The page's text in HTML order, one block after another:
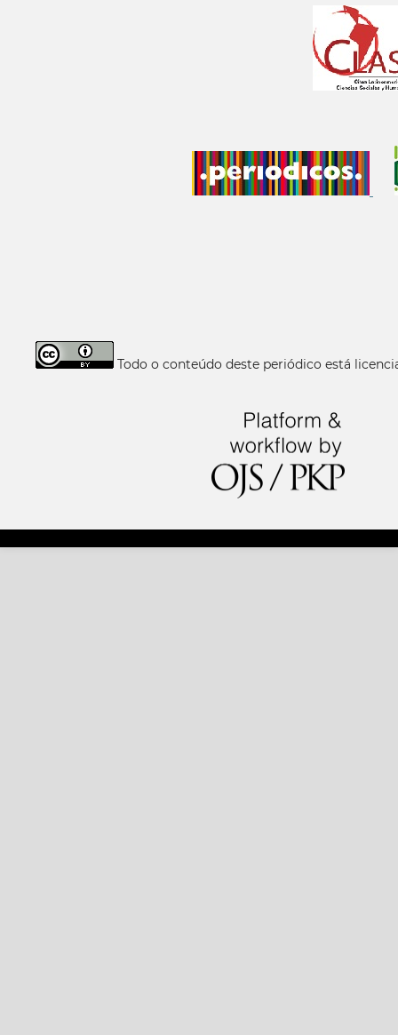
Todo o conteúdo deste periódico está